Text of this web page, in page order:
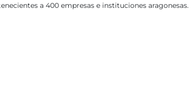
a 400 empresas e instituciones aragonesas.